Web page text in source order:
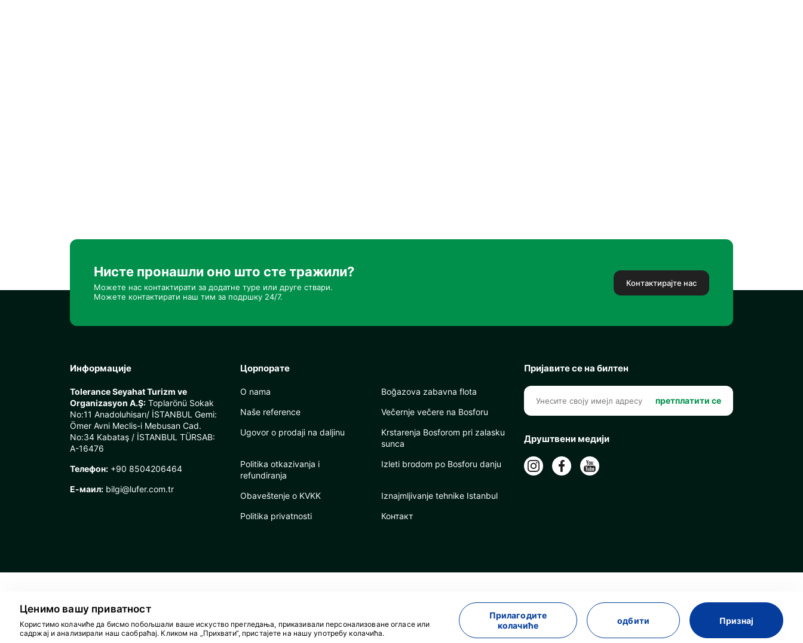
Нисте пронашли оно што сте тражили?
Можете нас контактирати за додатне туре или друге ствари.
Можете контактирати наш тим за подршку 24/7.
Контактирајте нас
Информације
Tolerance Seyahat Turizm ve
Organizasyon A.Ş: Toplarönü Sokak
No:11 Anadoluhisarı/ İSTANBUL Gemi:
Ömer Avni Meclis-i Mebusan Cad.
No:34 Kabataş / İSTANBUL TÜRSAB:
A-16476
Телефон: +90 8504206464
Е-маил: bilgi@lufer.com.tr
Цорпорате
O nama
Naše reference
Ugovor o prodaji na daljinu
Politika otkazivanja i
refundiranja
Obaveštenje o KVKK
Politika privatnosti
Boğazova zabavna flota
Večernje večere na Bosforu
Krstarenja Bosforom pri zalasku
sunca
Izleti brodom po Bosforu danju
Iznajmljivanje tehnike Istanbul
Контакт
Пријавите се на билтен
претплатити се
Друштвени медији
Развијен од стране
Ценимо вашу приватност
Користимо колачиће да бисмо побољшали ваше искуство прегледања, приказивали персонализоване огласе или
садржај и анализирали наш саобраћај. Кликом на „Прихвати“, пристајете на нашу употребу колачића.
Прилагодите
колачиће
одбити Признај